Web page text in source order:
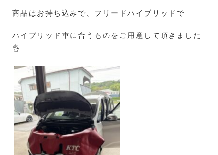
商品はお持ち込みで、フリードハイブリッドで
ハイブリッド車に合うものをご用意して頂きました
👌